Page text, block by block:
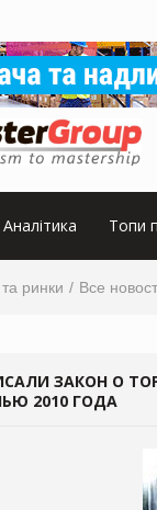
Аналітика Топи
ринки Все
ЗАКОН О
2010 ГОДА